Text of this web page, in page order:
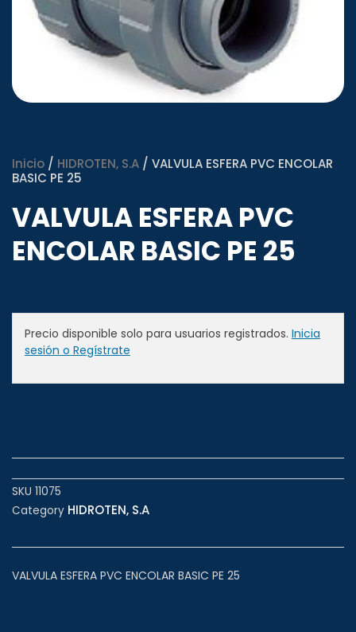
Inicio / HIDROTEN, S.A / VALVULA ESFERA PVC ENCOLAR
BASIC PE 25
VALVULA ESFERA PVC
ENCOLAR BASIC PE 25
Precio disponible solo para usuarios registrados. Inicia
sesión o Regístrate
SKU 11075
Category HIDROTEN, S.A
VALVULA ESFERA PVC ENCOLAR BASIC PE 25